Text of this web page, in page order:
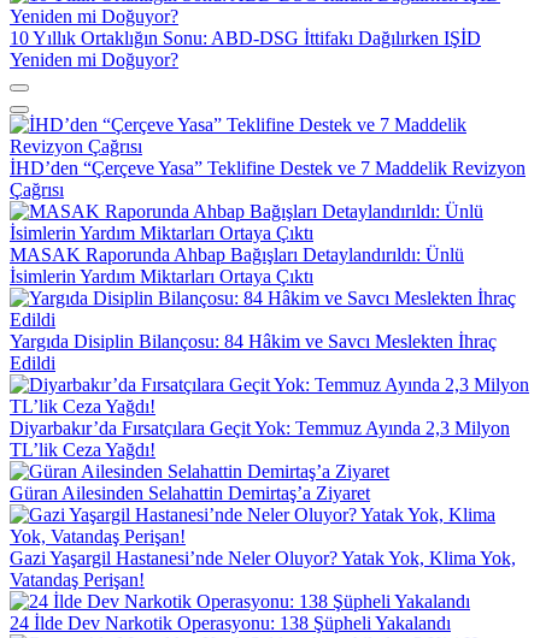
10 Yıllık Ortaklığın Sonu: ABD-DSG İttifakı Dağılırken IŞİD
Yeniden mi Doğuyor?
İHD’den “Çerçeve Yasa” Teklifine Destek ve 7 Maddelik Revizyon
Çağrısı
MASAK Raporunda Ahbap Bağışları Detaylandırıldı: Ünlü
İsimlerin Yardım Miktarları Ortaya Çıktı
Yargıda Disiplin Bilançosu: 84 Hâkim ve Savcı Meslekten İhraç
Edildi
Diyarbakır’da Fırsatçılara Geçit Yok: Temmuz Ayında 2,3 Milyon
TL’lik Ceza Yağdı!
Güran Ailesinden Selahattin Demirtaş’a Ziyaret
Gazi Yaşargil Hastanesi’nde Neler Oluyor? Yatak Yok, Klima Yok,
Vatandaş Perişan!
24 İlde Dev Narkotik Operasyonu: 138 Şüpheli Yakalandı